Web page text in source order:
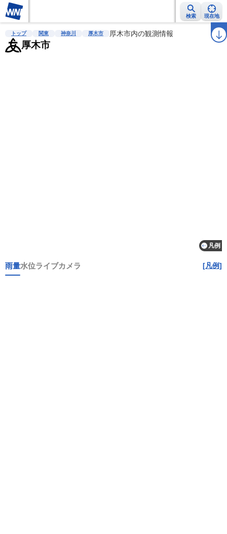
検索 現在地
雨雲レーダー 台風情報 地震情報 警報・注意報 ラ
トップ 関東 神奈川 厚木市 厚木市内の観測情報
厚木市
凡例
雨量水位ライブカメラ [凡例]